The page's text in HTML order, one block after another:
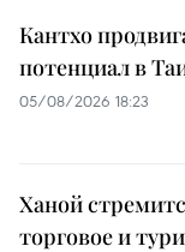
Кантхо
потенциал в
05/08/2026 18:23
Ханой
торговое и